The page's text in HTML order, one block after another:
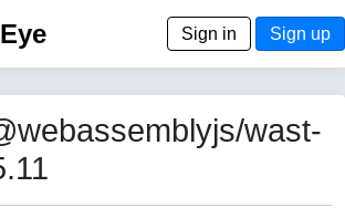
Sign in Sign up
wast-